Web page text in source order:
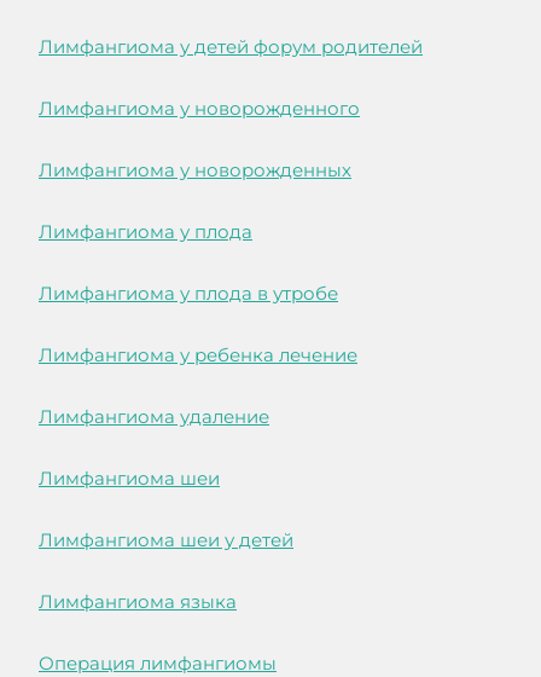
Лимфангиома у детей форум родителей
Лимфангиома у новорожденного
Лимфангиома у новорожденных
Лимфангиома у плода
Лимфангиома у плода в утробе
Лимфангиома у ребенка лечение
Лимфангиома удаление
Лимфангиома шеи
Лимфангиома шеи у детей
Лимфангиома языка
Операция лимфангиомы